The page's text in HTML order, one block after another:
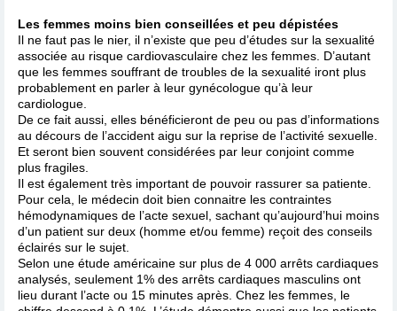
Les femmes moins bien conseillées et peu dépistées
Il ne faut pas le nier, il n’existe que peu d’études sur la sexualité
associée au risque cardiovasculaire chez les femmes. D’autant
que les femmes souffrant de troubles de la sexualité iront plus
probablement en parler à leur gynécologue qu’à leur
cardiologue.
De ce fait aussi, elles bénéficieront de peu ou pas d’informations
au décours de l’accident aigu sur la reprise de l’activité sexuelle.
Et seront bien souvent considérées par leur conjoint comme
plus fragiles.
Il est également très important de pouvoir rassurer sa patiente.
Pour cela, le médecin doit bien connaitre les contraintes
hémodynamiques de l’acte sexuel, sachant qu’aujourd’hui moins
d’un patient sur deux (homme et/ou femme) reçoit des conseils
éclairés sur le sujet.
Selon une étude américaine sur plus de 4 000 arrêts cardiaques
analysés, seulement 1% des arrêts cardiaques masculins ont
lieu durant l’acte ou 15 minutes après. Chez les femmes, le